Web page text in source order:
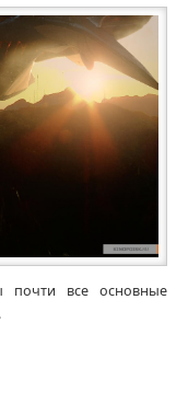
почти все основные